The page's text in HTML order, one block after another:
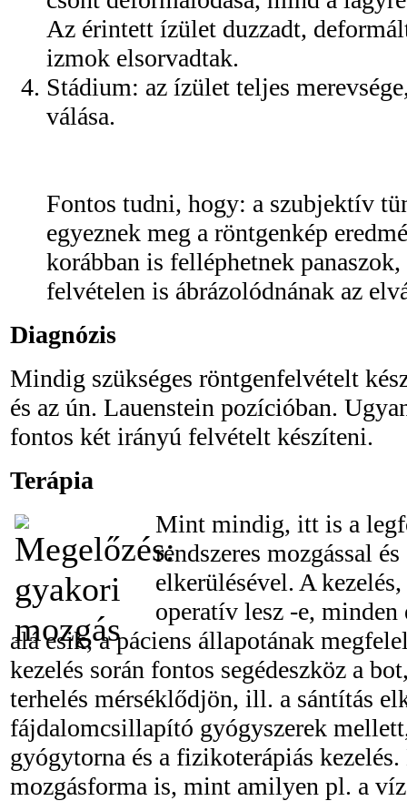
Az érintett ízület duzzadt,
izmok elsorvadtak.
Stádium: az ízület teljes
válása.
Fontos tudni, hogy: a szubjektív
egyeznek meg a röntgenkép
korábban is felléphetnek
felvételen is ábrázolódnának az
Diagnózis
Mindig szükséges röntgenfelvételt
és az ún. Lauenstein pozícióban.
fontos két irányú felvételt készíteni.
Terápia
Mint mindig, itt is a
rendszeres mozgással
elkerülésével. A
operatív lesz -e, minden
alá esik, a páciens állapotának
kezelés során fontos segédeszköz a
terhelés mérséklődjön, ill. a sántítás
fájdalomcsillapító gyógyszerek
gyógytorna és a fizikoterápiás
mozgásforma is, mint amilyen pl. a